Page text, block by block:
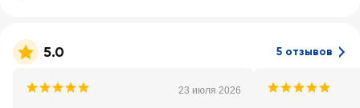
5.0 5 отзывов
23 июля 2026